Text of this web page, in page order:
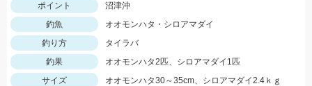
ポイント
沼津沖
釣魚
オオモンハタ・シロアマダイ
釣り方
タイラバ
釣果
オオモンハタ2匹、シロアマダイ1匹
サイズ
オオモンハタ30～35cm、シロアマダイ2.4ｋｇ